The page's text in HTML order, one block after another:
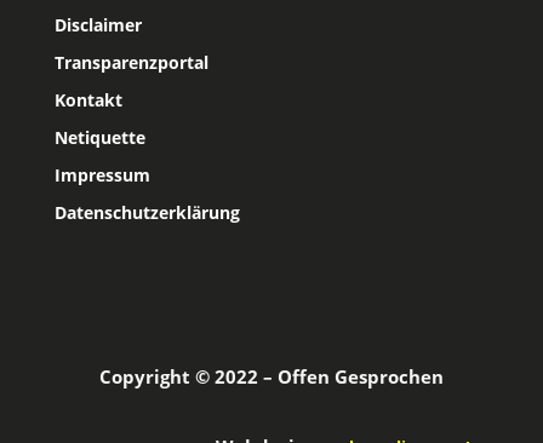
Disclaimer
Transparenzportal
Kontakt
Netiquette
Impressum
Datenschutzerklärung
Copyright © 2022 – Offen Gesprochen